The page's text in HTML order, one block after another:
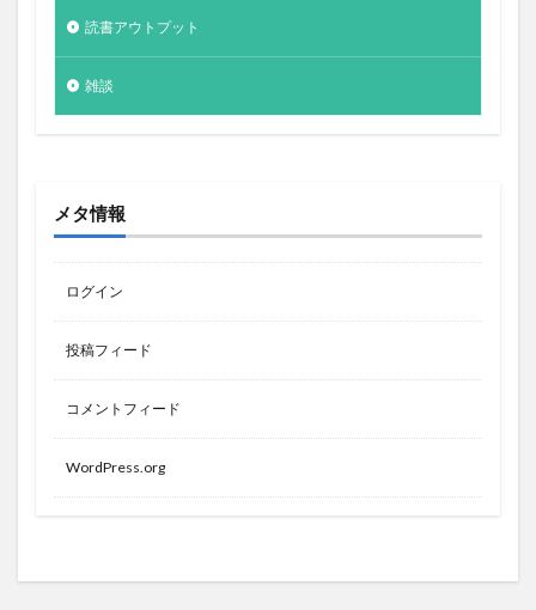
読書アウトプット
雑談
メタ情報
ログイン
投稿フィード
コメントフィード
WordPress.org